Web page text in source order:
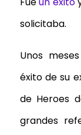
solicitaba.
Unos
éxito de su
de Heroes
grandes